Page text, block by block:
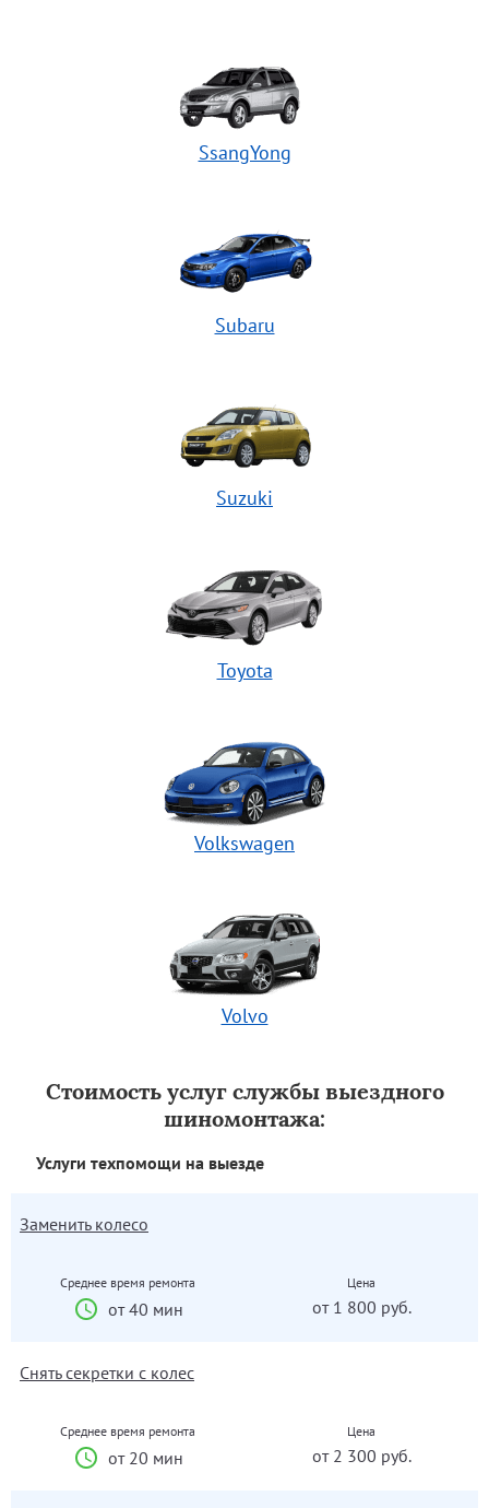
SsangYong
Subaru
Suzuki
Toyota
Volkswagen
Volvo
Стоимость услуг службы выездного
шиномонтажа:
Услуги техпомощи на выезде
Заменить колесо
Среднее время ремонта
от 40 мин
Цена
от 1 800 руб.
Снять секретки с колес
Среднее время ремонта
от 20 мин
Цена
от 2 300 руб.